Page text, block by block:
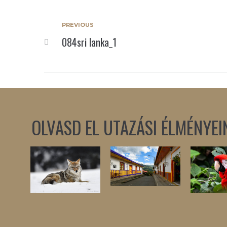
PREVIOUS
084sri lanka_1
OLVASD EL UTAZÁSI